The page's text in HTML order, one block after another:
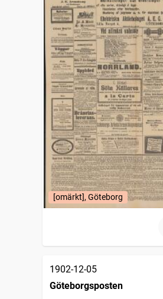
[omärkt], Göteborg
1902-12-05
Göteborgsposten